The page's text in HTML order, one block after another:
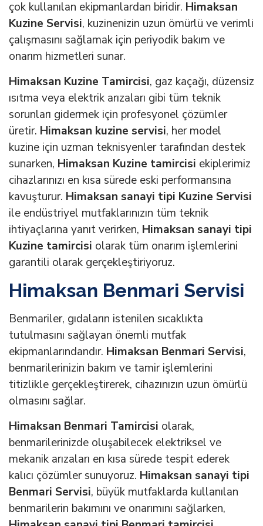
çok kullanılan ekipmanlardan biridir. Himaksan
Kuzine Servisi, kuzinenizin uzun ömürlü ve verimli
çalışmasını sağlamak için periyodik bakım ve
onarım hizmetleri sunar.
Himaksan Kuzine Tamircisi, gaz kaçağı, düzensiz
ısıtma veya elektrik arızaları gibi tüm teknik
sorunları gidermek için profesyonel çözümler
üretir. Himaksan kuzine servisi, her model
kuzine için uzman teknisyenler tarafından destek
sunarken, Himaksan Kuzine tamircisi ekiplerimiz
cihazlarınızı en kısa sürede eski performansına
kavuşturur. Himaksan sanayi tipi Kuzine Servisi
ile endüstriyel mutfaklarınızın tüm teknik
ihtiyaçlarına yanıt verirken, Himaksan sanayi tipi
Kuzine tamircisi olarak tüm onarım işlemlerini
garantili olarak gerçekleştiriyoruz.
Himaksan Benmari Servisi
Benmariler, gıdaların istenilen sıcaklıkta
tutulmasını sağlayan önemli mutfak
ekipmanlarındandır. Himaksan Benmari Servisi,
benmarilerinizin bakım ve tamir işlemlerini
titizlikle gerçekleştirerek, cihazınızın uzun ömürlü
olmasını sağlar.
Himaksan Benmari Tamircisi olarak,
benmarilerinizde oluşabilecek elektriksel ve
mekanik arızaları en kısa sürede tespit ederek
kalıcı çözümler sunuyoruz. Himaksan sanayi tipi
Benmari Servisi, büyük mutfaklarda kullanılan
benmarilerin bakımını ve onarımını sağlarken,